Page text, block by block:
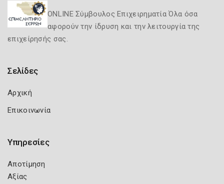
ONLINE Σύμβουλος Επιχειρηματία Όλα όσα
αφορούν την ίδρυση και την λειτουργία της
επιχείρησής σας.
Σελίδες
Αρχική
Επικοινωνία
Υπηρεσίες
Αποτίμηση
Αξίας